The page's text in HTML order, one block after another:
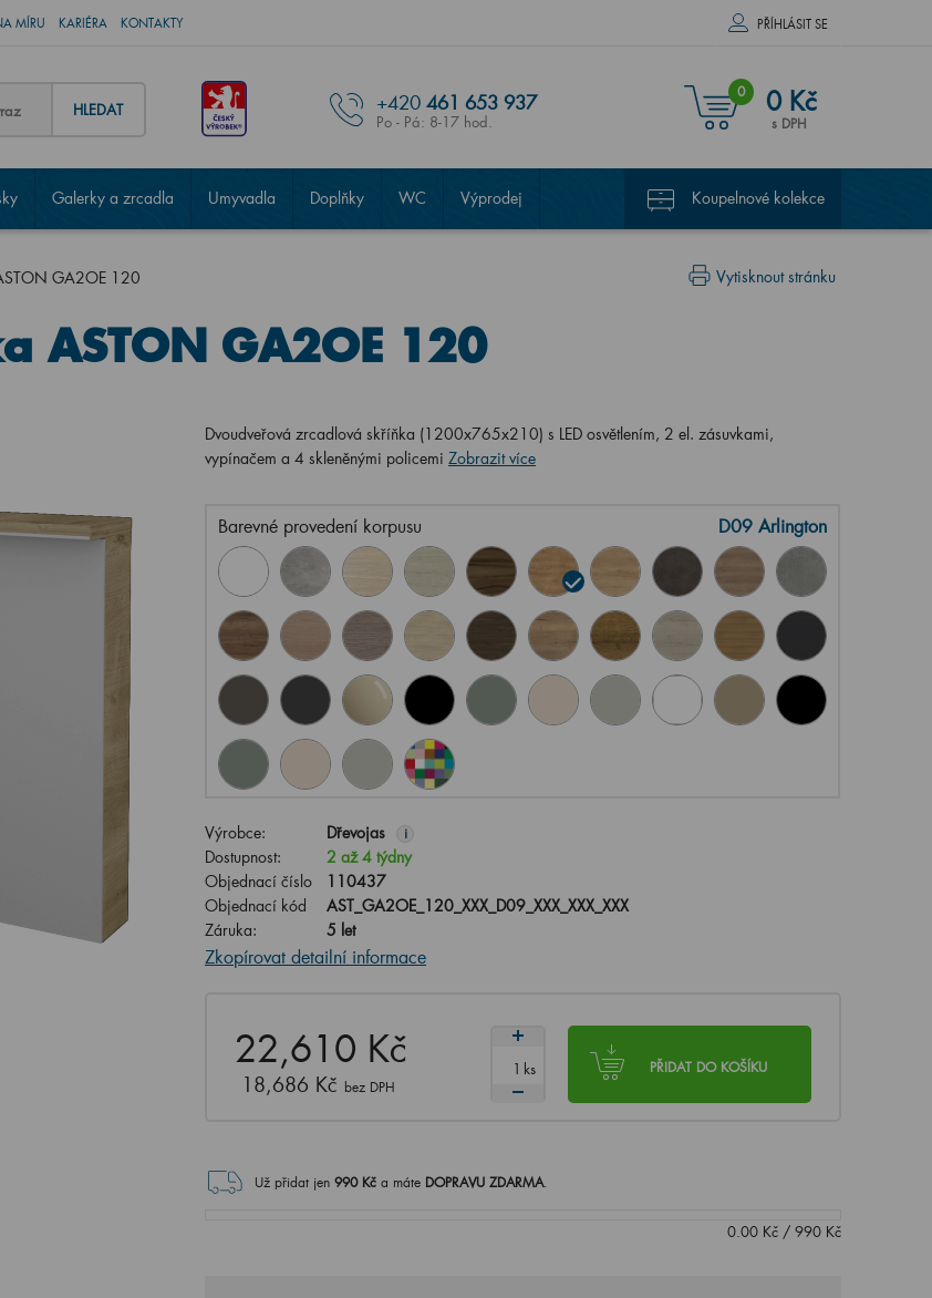
MÍRU KARIÉRA KONTAKTY PŘÍHLÁSIT SE
HLEDAT +420 461 653 937
Po - Pá: 8-17 hod.
0 0 Kč
s DPH
Galerky a zrcadla Umyvadla Doplňky WC Výprodej Koupelnové kolekce
Vytisknout stránku
GA2OE 120
ASTON GA2OE 120
Dvoudveřová zrcadlová skříňka (1200x765x210) s LED osvětlením, 2 el. zásuvkami,
vypínačem a 4 skleněnými policemi Zobrazit více
Barevné provedení korpusu D09 Arlington
Výrobce: Dřevojas i
Dostupnost:
2 až 4 týdny
Objednací číslo
110437
Objednací kód
AST_GA2OE_120_XXX_D09_XXX_XXX_XXX
Záruka:
5 let
Zkopírovat detailní informace
22,610 Kč
18,686 Kč bez DPH
PŘIDAT DO KOŠÍKU
ks
Už přidat jen 990Kč a máte DOPRAVU ZDARMA.
0.00Kč/ 990Kč